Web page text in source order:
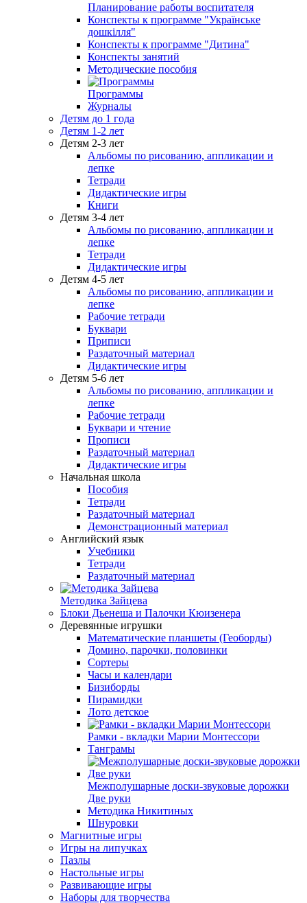
Планирование работы воспитателя
Конспекты к программе "Українське
дошкілля"
Конспекты к программе "Дитина"
Конспекты занятий
Методические пособия
Программы
Журналы
Детям до 1 года
Детям 1-2 лет
Детям 2-3 лет
Альбомы по рисованию, аппликации и
лепке
Тетради
Дидактические игры
Книги
Детям 3-4 лет
Альбомы по рисованию, аппликации и
лепке
Тетради
Дидактические игры
Детям 4-5 лет
Альбомы по рисованию, аппликации и
лепке
Рабочие тетради
Буквари
Приписи
Раздаточный материал
Дидактические игры
Детям 5-6 лет
Альбомы по рисованию, аппликации и
лепке
Рабочие тетради
Буквари и чтение
Прописи
Раздаточный материал
Дидактические игры
Начальная школа
Пособия
Тетради
Раздаточный материал
Демонстрационный материал
Английский язык
Учебники
Тетради
Раздаточный материал
Методика Зайцева
Блоки Дьенеша и Палочки Кюизенера
Деревянные игрушки
Математические планшеты (Геоборды)
Домино, парочки, половинки
Сортеры
Часы и календари
Бизиборды
Пирамидки
Лото детское
Рамки - вкладки Марии Монтессори
Танграмы
Межполушарные доски-звуковые дорожки
Две руки
Методика Никитиных
Шнуровки
Магнитные игры
Игры на липучках
Пазлы
Настольные игры
Развивающие игры
Наборы для творчества